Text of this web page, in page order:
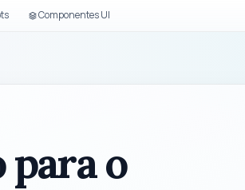
Componentes UI
o